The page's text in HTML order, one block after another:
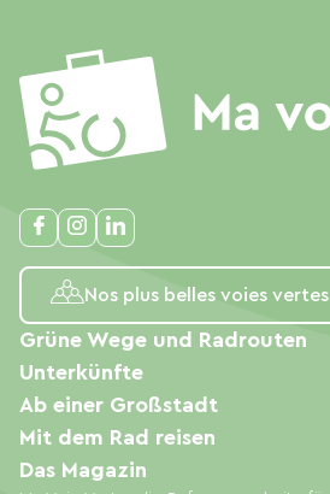
Nos plus belles voies vertes
Grüne Wege und Radrouten
Unterkünfte
Ab einer Großstadt
Mit dem Rad reisen
Das Magazin